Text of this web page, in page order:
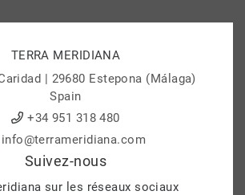
TERRA MERIDIANA
| 29680 Estepona (Málaga)
Spain
+34 951 318 480
info@terrameridiana.com
Suivez-nous
sur les réseaux sociaux